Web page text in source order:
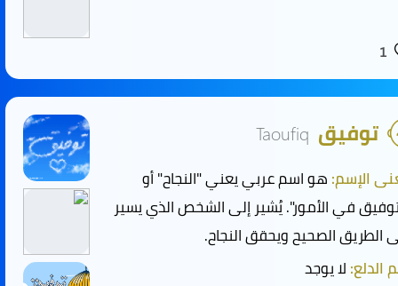
1
توفيق Taoufiq
الإسم:هو اسم عربي يعني "النجاح" أو
في الأمور". يُشير إلى الشخص الذي يسير
الطريق الصحيح ويحقق النجاح.
الدلع:لا يوجد